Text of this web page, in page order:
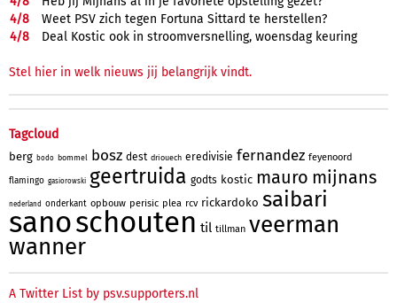
4/8
Weet PSV zich tegen Fortuna Sittard te herstellen?
4/8 Deal Kostic ook in stroomversnelling, woensdag keuring
Stel hier in welk nieuws jij belangrijk vindt.
Tagcloud
berg bodo bommel bosz dest driouech eredivisie fernandez feyenoord
flamingo gasiorowski geertruida godts kostic mauro mijnans
nederland onderkant opbouw perisic plea rcv rickardoko saibari
sanoschouten til tillman veerman
wanner
A Twitter List by psv.supporters.nl